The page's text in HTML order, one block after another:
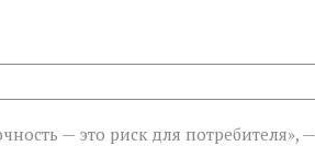
— это риск для потребителя»,